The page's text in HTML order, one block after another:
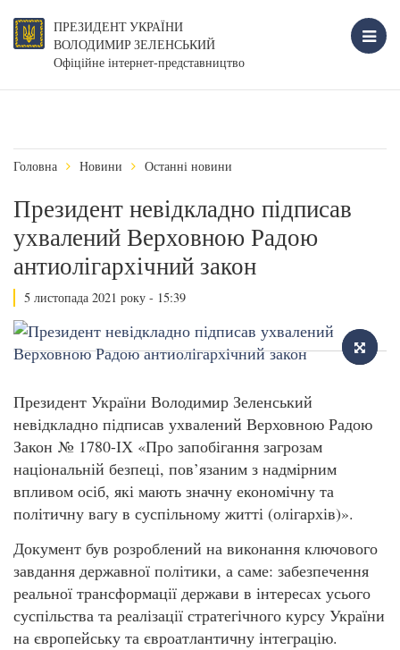
ПРЕЗИДЕНТ УКРАЇНИ
ВОЛОДИМИР ЗЕЛЕНСЬКИЙ
Офіційне інтернет-представництво
Головна Новини Останні новини
Президент невідкладно підписав
ухвалений Верховною Радою
антиолігархічний закон
5 листопада 2021 року - 15:39
Президент України Володимир Зеленський
невідкладно підписав ухвалений Верховною Радою
Закон № 1780-ІХ «Про запобігання загрозам
національній безпеці, пов’язаним з надмірним
впливом осіб, які мають значну економічну та
політичну вагу в суспільному житті (олігархів)».
Документ був розроблений на виконання ключового
завдання державної політики, а саме: забезпечення
реальної трансформації держави в інтересах усього
суспільства та реалізації стратегічного курсу України
на європейську та євроатлантичну інтеграцію.